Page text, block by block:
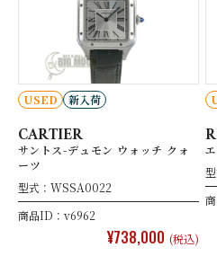
USED 新入荷
CARTIER
サントス-デュモン ウォッチ クォ
ーツ
型式：WSSA0022
商品ID：v6962
¥738,000 (税込)